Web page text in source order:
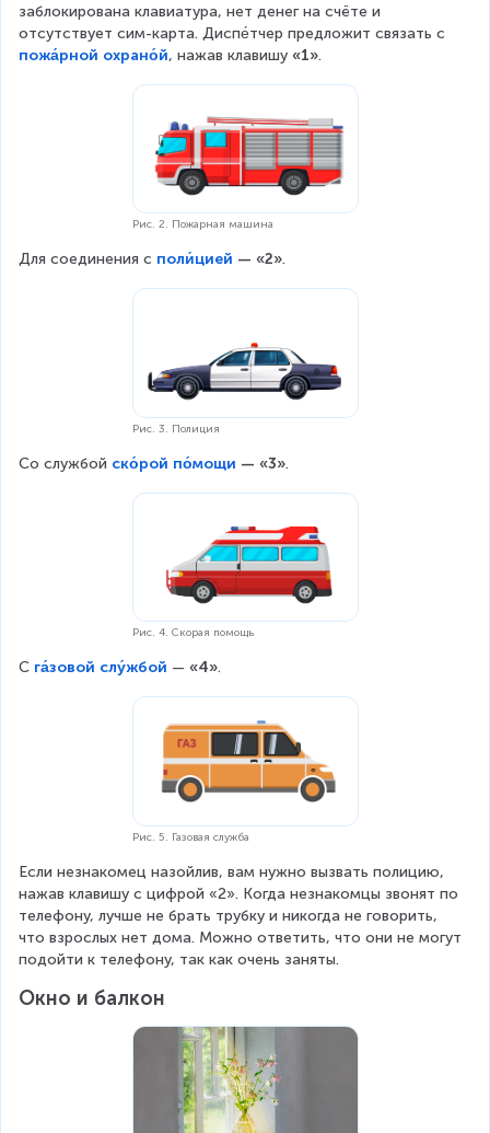
заблокирована клавиатура, нет денег на счёте и
отсутствует сим-карта. Диспе́тчер предложит связать с
пожа́рной охрано́й, нажав клавишу «1».
Рис. 2. Пожарная машина
Для соединения с поли́цией — «2».
Рис. 3. Полиция
Со службой ско́рой по́мощи — «3».
Рис. 4. Скорая помощь
С га́зовой слу́жбой — «4».
Рис. 5. Газовая служба
Если незнакомец назойлив, вам нужно вызвать полицию,
нажав клавишу с цифрой «2». Когда незнакомцы звонят по
телефону, лучше не брать трубку и никогда не говорить,
что взрослых нет дома. Можно ответить, что они не могут
подойти к телефону, так как очень заняты.
Окно и балкон